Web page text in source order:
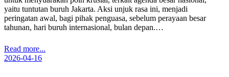
yaitu tuntutan buruh Jakarta. Aksi unjuk rasa ini, menjadi
peringatan awal, bagi pihak penguasa, sebelum perayaan besar
tahunan, hari buruh internasional, bulan depan.…
Read more...
2026-04-16